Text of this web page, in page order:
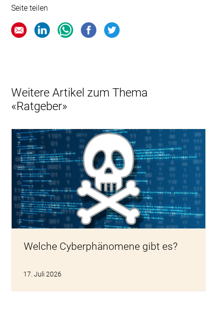
Seite teilen
Weitere Artikel zum Thema
«Ratgeber»
Welche Cyberphänomene gibt es?
17. Juli 2026